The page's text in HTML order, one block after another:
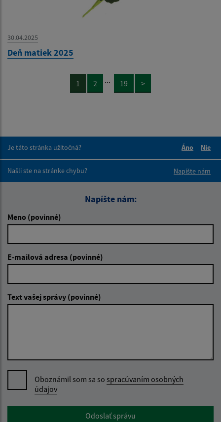
30.04.2025
Deň matiek 2025
1 2 ... 19 >
Je táto stránka užitočná?
Áno
Nie
Našli ste na stránke chybu?
Napíšte nám
Napíšte nám:
Meno (povinné)
E-mailová adresa (povinné)
Text vašej správy (povinné)
Oboznámil som sa so spracúvaním osobných
údajov
Google reCaptcha ResponseOdoslať správu